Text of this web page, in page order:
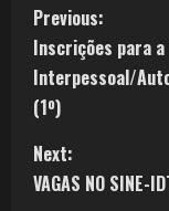
Previous:
Inscrições para
Interpessoal/
(1º)
Next:
VAGAS NO SINE-